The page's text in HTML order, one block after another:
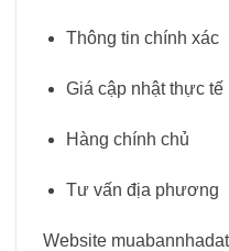
Thông tin chính xác
Giá cập nhật thực tế
Hàng chính chủ
Tư vấn địa phương
Website